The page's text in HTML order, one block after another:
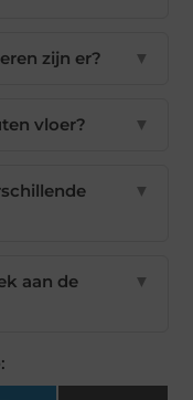
zijn er? ▼
vloer? ▼
▼
aan de
▼